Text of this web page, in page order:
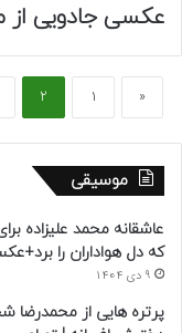
عکسی جادویی از
«
1
2
موسیقی
عاشقانه محمد علیزاده
که دل هواداران را
9 دی 1404
پرتره هایی از محمدرضا